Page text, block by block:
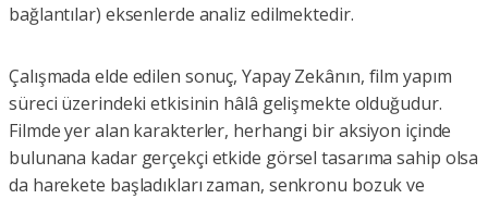
bağlantılar) eksenlerde analiz edilmektedir.
Çalışmada elde edilen sonuç, Yapay Zekânın, film yapım
süreci üzerindeki etkisinin hâlâ gelişmekte olduğudur.
Filmde yer alan karakterler, herhangi bir aksiyon içinde
bulunana kadar gerçekçi etkide görsel tasarıma sahip olsa
da harekete başladıkları zaman, senkronu bozuk ve